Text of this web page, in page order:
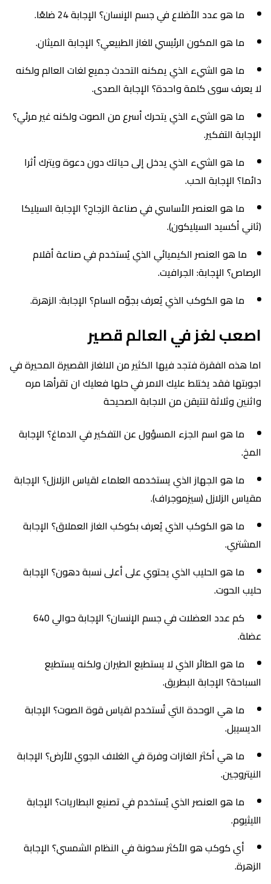
ما هو عدد الأضلاع في جسم الإنسان؟ الإجابة 24 ضلعًا.
ما هو المكون الرئيسي للغاز الطبيعي؟ الإجابة الميثان.
ما هو الشيء الذي يمكنه التحدث جميع لغات العالم ولكنه
لا يعرف سوى كلمة واحدة؟ الإجابة الصدى.
ما هو الشيء الذي يتحرك أسرع من الصوت ولكنه غير مرئي؟
الإجابة التفكير.
ما هو الشيء الذي يدخل إلى حياتك دون دعوة ويترك أثرا
دائما؟ الإجابة الحب.
ما هو العنصر الأساسي في صناعة الزجاج؟ الإجابة السيليكا
(ثاني أكسيد السيليكون).
ما هو العنصر الكيميائي الذي يُستخدم في صناعة أقلام
الرصاص؟ الإجابة: الجرافيت.
ما هو الكوكب الذي يُعرف بجوّه السام؟ الإجابة: الزهرة.
اصعب لغز في العالم قصير
اما هذه الفقرة فتجد فيها الكثير من الالغاز القصيرة المحيرة في
اجوبتها فقد يختلط عليك الامر في حلها فعليك ان تقرأها مره
واثنين وثلاثة لتتيقن من الاجابة الصحيحة
ما هو اسم الجزء المسؤول عن التفكير في الدماغ؟ الإجابة
المخ.
ما هو الجهاز الذي يستخدمه العلماء لقياس الزلازل؟ الإجابة
مقياس الزلازل (سيزموجراف).
ما هو الكوكب الذي يُعرف بكوكب الغاز العملاق؟ الإجابة
المشتري.
ما هو الحليب الذي يحتوي على أعلى نسبة دهون؟ الإجابة
حليب الحوت.
كم عدد العضلات في جسم الإنسان؟ الإجابة حوالي 640
عضلة.
ما هو الطائر الذي لا يستطيع الطيران ولكنه يستطيع
السباحة؟ الإجابة البطريق.
ما هي الوحدة التي تُستخدم لقياس قوة الصوت؟ الإجابة
الديسيبل.
ما هي أكثر الغازات وفرة في الغلاف الجوي للأرض؟ الإجابة
النيتروجين.
ما هو العنصر الذي يُستخدم في تصنيع البطاريات؟ الإجابة
الليثيوم.
أي كوكب هو الأكثر سخونة في النظام الشمسي؟ الإجابة
الزهرة.